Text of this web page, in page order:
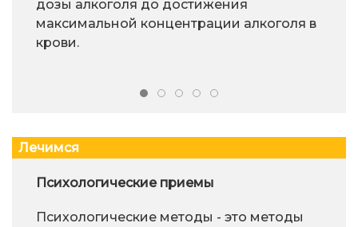
дозы алкоголя до достижения
максимальной концентрации алкоголя в
крови.
Лечимся
Психологические приемы
Психологические методы - это методы